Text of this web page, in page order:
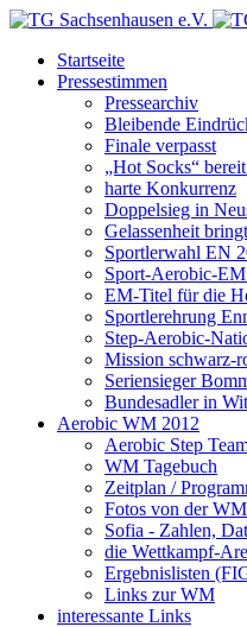
Startseite
Pressestimmen
Pressearchiv
Bleibende
Finale verpasst
„Hot Socks“
harte Konkurrenz
Doppelsieg in
Gelassenheit
Sportlerwahl EN
Sport-Aerobic-
EM-Titel für die
Sportlerehrung
Step-Aerobic-
Mission schwarz-
Seriensieger
Bundesadler in
Aerobic WM 2012
Aerobic Step
WM Tagebuch
Zeitplan /
Fotos von der WM
Sofia - Zahlen,
die Wettkampf-
Ergebnislisten
Links zur WM
interessante Links